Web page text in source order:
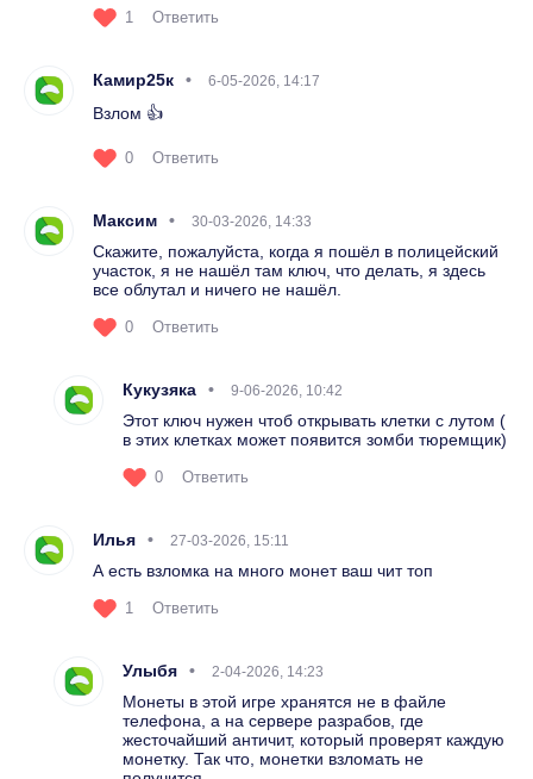
1 Ответить
Камир25к 6-05-2026, 14:17
Взлом 👍
0 Ответить
Максим 30-03-2026, 14:33
Скажите, пожалуйста, когда я пошёл в полицейский
участок, я не нашёл там ключ, что делать, я здесь
все облутал и ничего не нашёл.
0 Ответить
Кукузяка 9-06-2026, 10:42
Этот ключ нужен чтоб открывать клетки с лутом (
в этих клетках может появится зомби тюремщик)
0 Ответить
Илья 27-03-2026, 15:11
А есть взломка на много монет ваш чит топ
1 Ответить
Улыбя 2-04-2026, 14:23
Монеты в этой игре хранятся не в файле
телефона, а на сервере разрабов, где
жесточайший античит, который проверят каждую
монетку. Так что, монетки взломать не